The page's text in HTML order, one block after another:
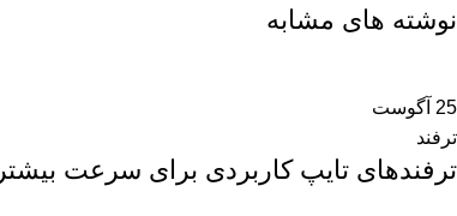
نوشته های مشابه
25 آگوست
ترفند
ترفندهای تایپ کاربردی برای سرعت بیشتر